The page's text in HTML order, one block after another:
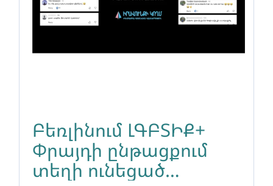
Բեռլինում ԼԳԲՏԻՔ+
Փրայդի ընթացքում
տեղի ունեցած